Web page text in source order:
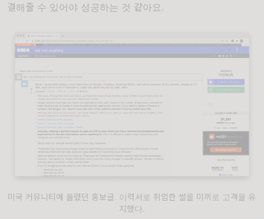
결해줄 수 있어야 성공하는 것 같아요.
미국 커뮤니티에 올렸던 홍보글. 이력서로 취업한 썰을 미끼로 고객을 유
치했다.